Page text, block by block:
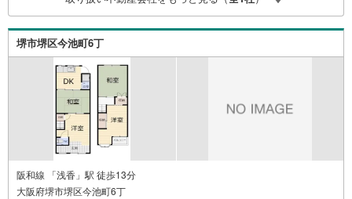
堺市堺区今池町6丁
阪和線 「浅香」駅 徒歩13分
大阪府堺市堺区今池町6丁